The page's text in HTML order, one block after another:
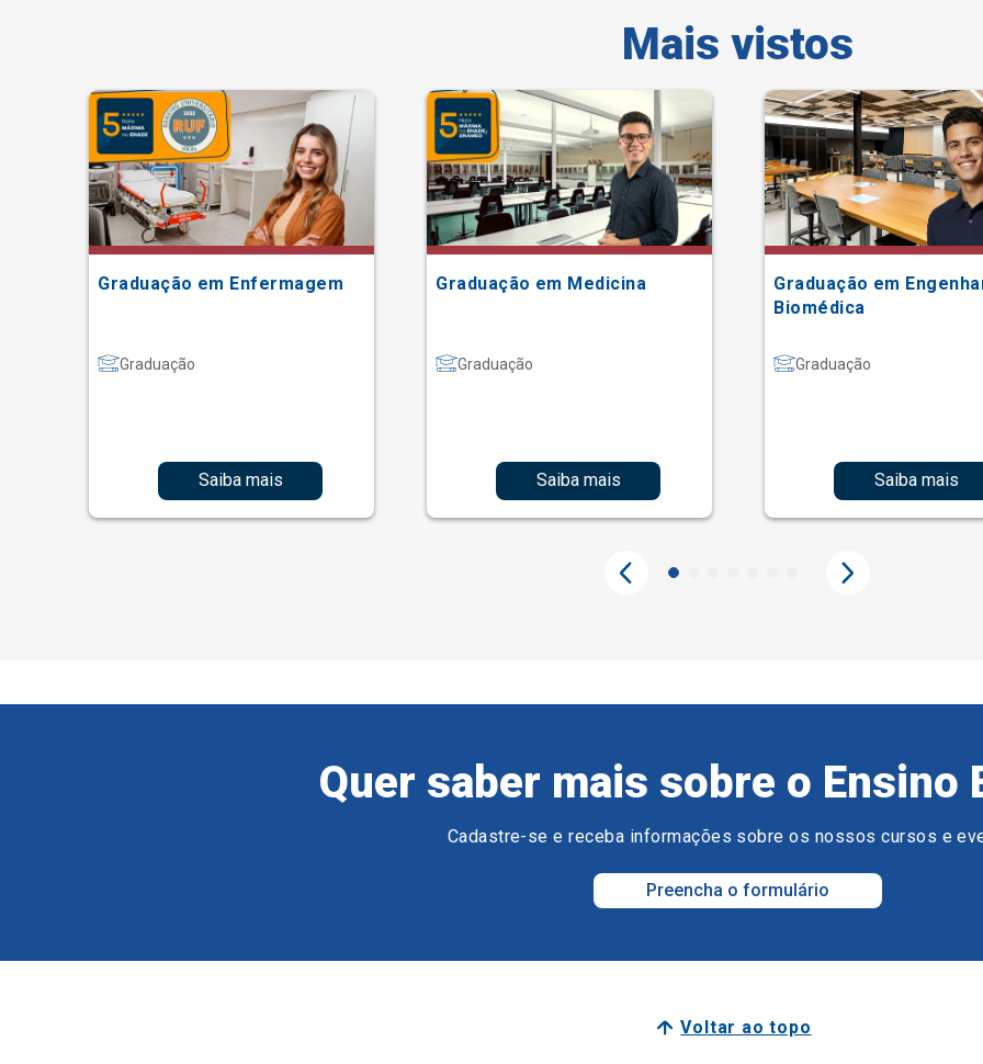
Mais vistos
Graduação em Enfermagem
Graduação
Saiba mais
Graduação em Medicina
Graduação
Saiba mais
Graduação em
Biomédica
Graduação
Saiba mais
Quer saber mais sobre o Ensino
Cadastre-se e receba informações sobre os nossos cursos e
Preencha o formulário
Voltar ao topo